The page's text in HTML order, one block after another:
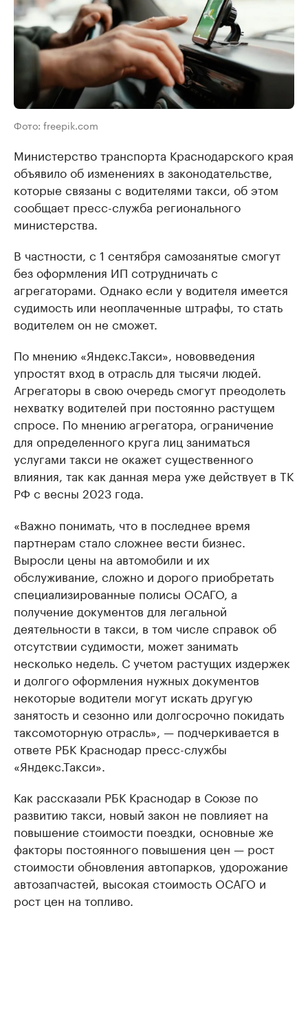
Фото: freepik.com
Министерство транспорта Краснодарского края
объявило об изменениях в законодательстве,
которые связаны с водителями такси, об этом
сообщает пресс-служба регионального
министерства.
В частности, с 1 сентября самозанятые смогут
без оформления ИП сотрудничать с
агрегаторами. Однако если у водителя имеется
судимость или неоплаченные штрафы, то стать
водителем он не сможет.
По мнению «Яндекс.Такси», нововведения
упростят вход в отрасль для тысячи людей.
Агрегаторы в свою очередь смогут преодолеть
нехватку водителей при постоянно растущем
спросе. По мнению агрегатора, ограничение
для определенного круга лиц заниматься
услугами такси не окажет существенного
влияния, так как данная мера уже действует в ТК
РФ с весны 2023 года.
«Важно понимать, что в последнее время
партнерам стало сложнее вести бизнес.
Выросли цены на автомобили и их
обслуживание, сложно и дорого приобретать
специализированные полисы ОСАГО, а
получение документов для легальной
деятельности в такси, в том числе справок об
отсутствии судимости, может занимать
несколько недель. С учетом растущих издержек
и долгого оформления нужных документов
некоторые водители могут искать другую
занятость и сезонно или долгосрочно покидать
таксомоторную отрасль», — подчеркивается в
ответе РБК Краснодар пресс-службы
«Яндекс.Такси».
Как рассказали РБК Краснодар в Союзе по
развитию такси, новый закон не повлияет на
повышение стоимости поездки, основные же
факторы постоянного повышения цен — рост
стоимости обновления автопарков, удорожание
автозапчастей, высокая стоимость ОСАГО и
рост цен на топливо.